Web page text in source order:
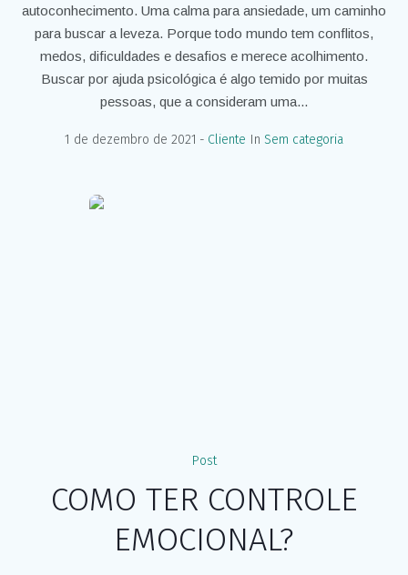
autoconhecimento. Uma calma para ansiedade, um caminho
para buscar a leveza. Porque todo mundo tem conflitos,
medos, dificuldades e desafios e merece acolhimento.
Buscar por ajuda psicológica é algo temido por muitas
pessoas, que a consideram uma...
1 de dezembro de 2021 Cliente In Sem categoria
Post
COMO TER CONTROLE
EMOCIONAL?